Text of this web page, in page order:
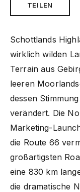
TEILEN
Schottlands
wirklich wilden
Terrain aus
leeren
dessen
verändert. Die
Marketing-
die Route 66
großartigsten
eine 830 km
die dramatische